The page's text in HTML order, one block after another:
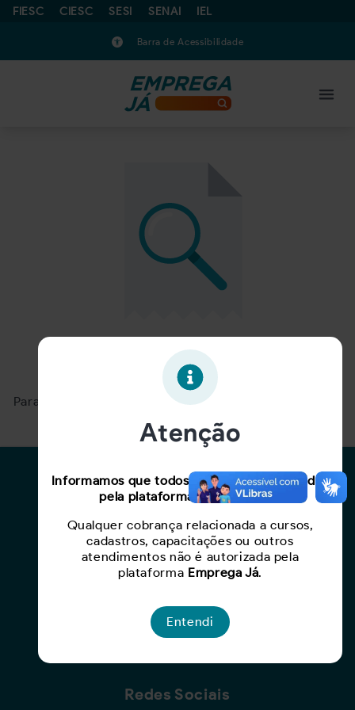
FIESC CIESC SESI SENAI IEL
Barra de Acessibilidade
Oportunidade expirada!
Para ver mais, acesse a páginaBuscar Oportunidades.
Para Candidatos
Cadastro de Currículo
Capacite-se
Criar Oportunidade
Redes Sociais
Atenção
Informamos que todos os serviços oferecidos
pela plataforma são gratuitos.
Qualquer cobrança relacionada a cursos,
cadastros, capacitações ou outros
atendimentos não é autorizada pela
plataforma Emprega Já.
Entendi